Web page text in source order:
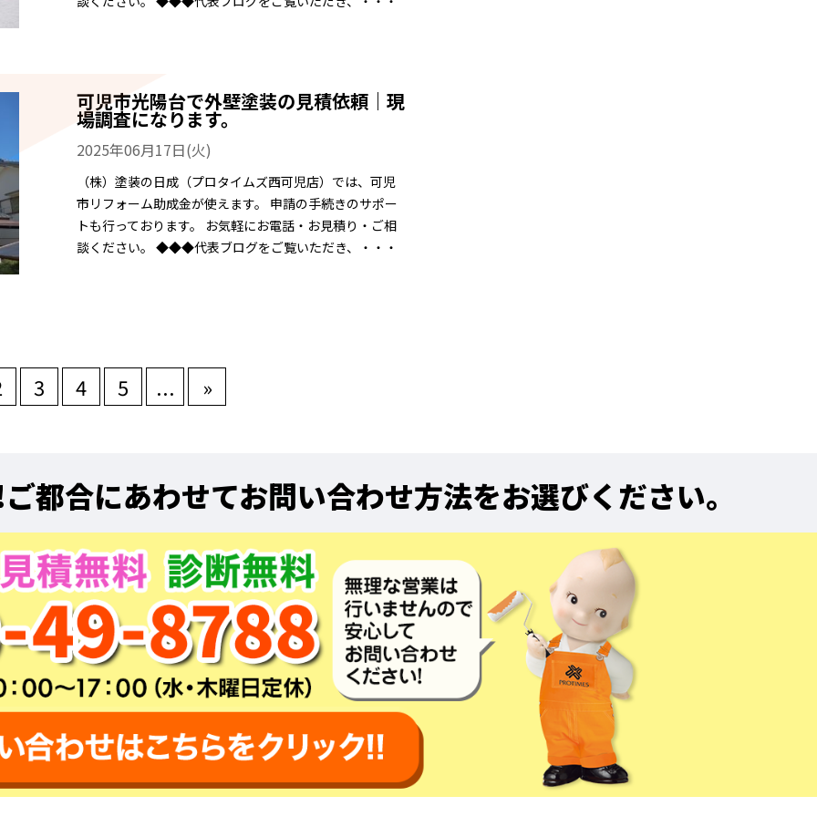
可児市光陽台で外壁塗装の見積依頼｜現
場調査になります。
2025年06月17日(火)
（株）塗装の日成（プロタイムズ西可児店）では、可児
市リフォーム助成金が使えます。 申請の手続きのサポー
トも行っております。 お気軽にお電話・お見積り・ご相
談ください。 ◆◆◆代表ブログをご覧いただき、・・・
3 4 5 ... »
ご都合にあわせてお問い合わせ方法をお選びください。